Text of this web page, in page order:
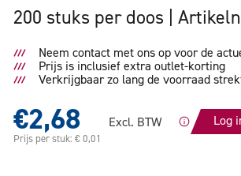
200 stuks per doos
Neem contact met ons op voor de
Prijs is inclusief extra outlet-korting
Verkrijgbaar zo lang de voorraad
€2,68
Prijs per stuk: € 0,01
Excl. BTW Log